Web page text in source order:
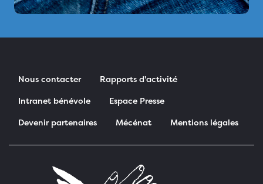
Nous contacter
Rapports d'activité
Intranet bénévole
Espace Presse
Devenir partenaires
Mécénat Mentions légales